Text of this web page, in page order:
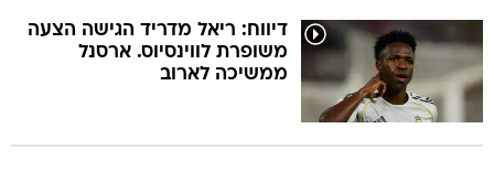
דיווח: ריאל מדריד הגישה הצעה
משופרת לווינסיוס. ארסנל
ממשיכה לארוב